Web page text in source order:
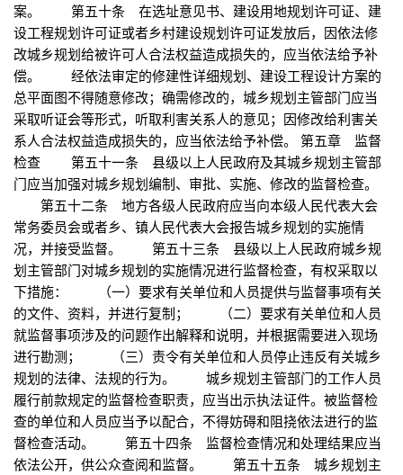
案。 第五十条 在选址意见书、建设用地规划许可证、建
设工程规划许可证或者乡村建设规划许可证发放后，因依法修
改城乡规划给被许可人合法权益造成损失的，应当依法给予补
偿。 经依法审定的修建性详细规划、建设工程设计方案的
总平面图不得随意修改；确需修改的，城乡规划主管部门应当
采取听证会等形式，听取利害关系人的意见；因修改给利害关
系人合法权益造成损失的，应当依法给予补偿。 第五章 监督
检查 第五十一条 县级以上人民政府及其城乡规划主管部
门应当加强对城乡规划编制、审批、实施、修改的监督检查。
第五十二条 地方各级人民政府应当向本级人民代表大会
常务委员会或者乡、镇人民代表大会报告城乡规划的实施情
况，并接受监督。 第五十三条 县级以上人民政府城乡规
划主管部门对城乡规划的实施情况进行监督检查，有权采取以
下措施： （一）要求有关单位和人员提供与监督事项有关
的文件、资料，并进行复制； （二）要求有关单位和人员
就监督事项涉及的问题作出解释和说明，并根据需要进入现场
进行勘测； （三）责令有关单位和人员停止违反有关城乡
规划的法律、法规的行为。 城乡规划主管部门的工作人员
履行前款规定的监督检查职责，应当出示执法证件。被监督检
查的单位和人员应当予以配合，不得妨碍和阻挠依法进行的监
督检查活动。 第五十四条 监督检查情况和处理结果应当
依法公开，供公众查阅和监督。 第五十五条 城乡规划主